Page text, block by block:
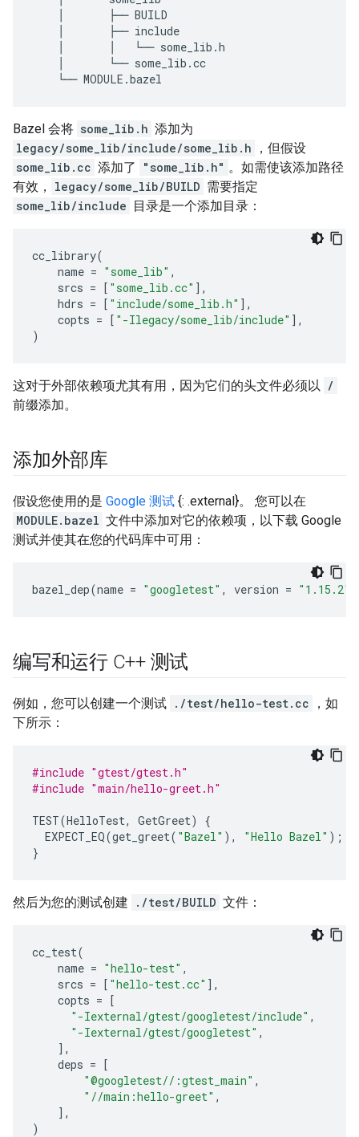
├── BUILD
├── include
└── some_lib .h
└── some_lib .cc
└── MODULE .bazel
Bazel 会将 some_lib.h 添加为
legacy/some_lib/include/some_lib.h
，但假设
some_lib.cc 添加了 "some_lib.h" 。如需使该添加路径
有效，
legacy/some_lib/BUILD 需要指定
some_lib/include 目录是一个添加目录：
cc_library(
name = "some_lib" ,
srcs = [ "some_lib.cc" ],
hdrs = [ "include/some_lib.h" ],
copts = [ "-Ilegacy/some_lib/include" ],
)
这对于外部依赖项尤其有用，因为它们的头文件必须以 /
前缀添加。
添加外部库
假设您使用的是 Google 测试 {: .external}。 您可以在
MODULE.bazel 文件中添加对它的依赖项，以下载 Google
测试并使其在您的代码库中可用：
bazel_dep(name = "googletest" , version = "1.15.2"
编写和运行 C++ 测试
例如，您可以创建一个测试 ./test/hello-test.cc
，如
下所示：
#include "gtest/gtest.h"
#include "main/hello-greet.h"
TEST(HelloTest, GetGreet)
{
EXPECT_EQ(get_greet( "Bazel" ), "Hello Bazel" );
}
然后为您的测试创建 ./test/BUILD 文件：
cc_test(
name = "hello-test" ,
srcs = [ "hello-test.cc" ],
copts = [
"-Iexternal/gtest/googletest/include" ,
"-Iexternal/gtest/googletest" ,
],
deps = [
"@googletest//:gtest_main" ,
"//main:hello-greet" ,
],
)